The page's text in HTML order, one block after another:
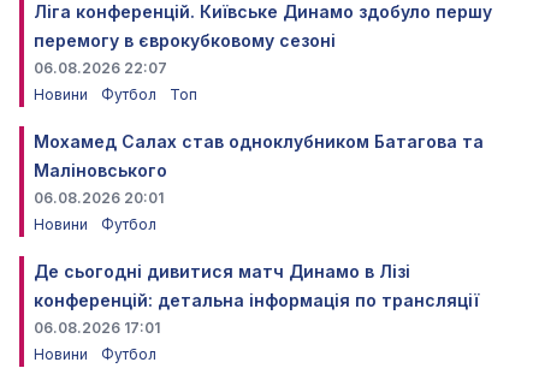
Ліга конференцій. Київське Динамо здобуло першу
перемогу в єврокубковому сезоні
06.08.2026 22:07
Новини
Футбол Топ
Мохамед Салах став одноклубником Батагова та
Маліновського
06.08.2026 20:01
Новини
Футбол
Де сьогодні дивитися матч Динамо в Лізі
конференцій: детальна інформація по трансляції
06.08.2026 17:01
Новини
Футбол